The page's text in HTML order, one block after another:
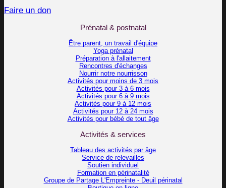
Faire un don
Prénatal & postnatal
Être parent, un travail d'équipe
Yoga prénatal
Préparation à l'allaitement
Rencontres d'échanges
Nourrir notre nourrisson
Activités pour moins de 3 mois
Activités pour 3 à 6 mois
Activités pour 6 à 9 mois
Activités pour 9 à 12 mois
Activités pour 12 à 24 mois
Activités pour bébé de tout âge
Activités & services
Tableau des activités par âge
Service de relevailles
Soutien individuel
Formation en périnatalité
Groupe de Partage L'Empreinte - Deuil périnatal